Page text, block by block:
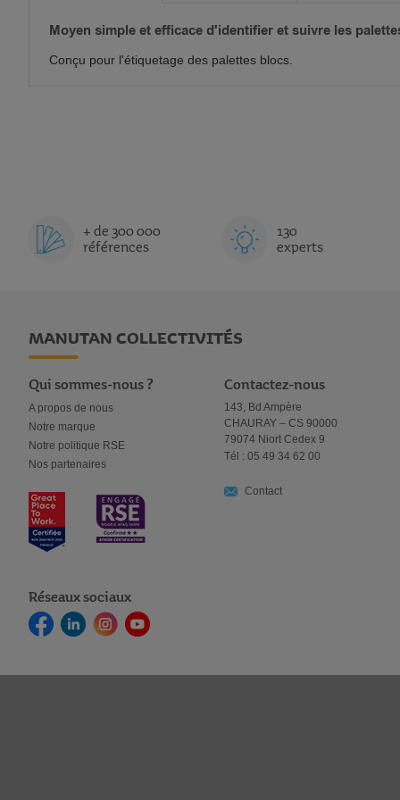
Moyen simple et efficace d'identifier et suivre les
Conçu pour l'étiquetage des palettes blocs.
+ de 300 000
références
130
experts
MANUTAN COLLECTIVITÉS
Qui sommes-nous ?
A propos de nous
Notre marque
Notre politique RSE
Nos partenaires
Réseaux sociaux
Contactez-nous
143, Bd Ampère
CHAURAY – CS 90000
79074 Niort Cedex 9
Tél : 05 49 34 62 00
Contact